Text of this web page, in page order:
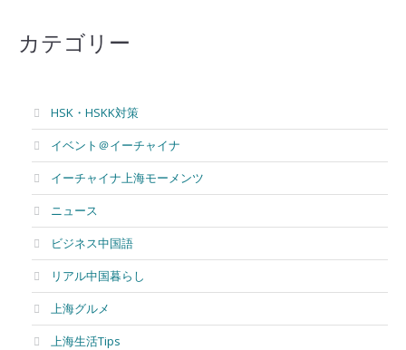
カテゴリー
HSK・HSKK対策
イベント＠イーチャイナ
イーチャイナ上海モーメンツ
ニュース
ビジネス中国語
リアル中国暮らし
上海グルメ
上海生活Tips